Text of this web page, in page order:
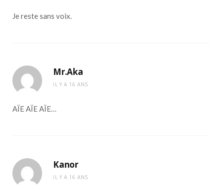
Je reste sans voix.
Mr.Aka
IL Y A 16 ANS
AÏE AÏE AÏE…
Kanor
IL Y A 16 ANS